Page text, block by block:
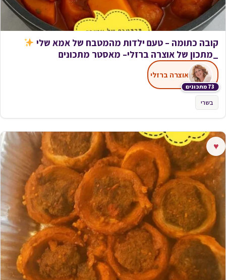
קובה כתומה – טעם ילדות מהמטבח של אמא שלי
_מתכון של אוצרה ברזלי– מאסטר מתכונים
73 מתכונים
אוצרה ברזלי
בשרי
♥